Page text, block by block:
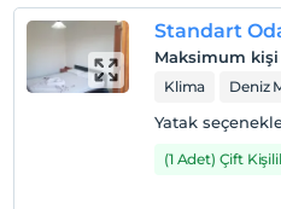
En geç saat 10:00 ve öncesi
Evcil Hayvan
Evcil hayvan kabul
Standart
Maksimum kişi
Klima Deniz
Yatak
(1 Adet) Çift